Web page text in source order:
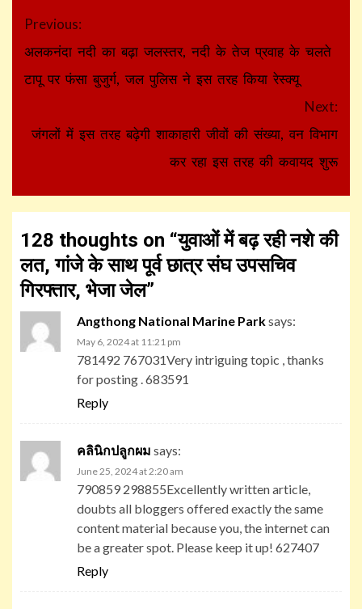
Continue
Reading
Previous:
अलकनंदा नदी का बढ़ा जलस्तर, नदी के तेज प्रवाह के चलते
टापू पर फंसा बुजुर्ग, जल पुलिस ने इस तरह किया रेस्क्यू
Next:
जंगलों में इस तरह बढ़ेगी शाकाहारी जीवों की संख्या, वन विभाग
कर रहा इस तरह की कवायद शुरू
128 thoughts on “युवाओं में बढ़ रही नशे की
लत, गांजे के साथ पूर्व छात्र संघ उपसचिव
गिरफ्तार, भेजा जेल”
Angthong National Marine Parksays:
May 6, 2024 at 11:21 pm
781492 767031Very intriguing topic , thanks
for posting . 683591
Reply
คลินิกปลูกผม says:
June 25, 2024 at 2:20 am
790859 298855Excellently written article,
doubts all bloggers offered exactly the same
content material because you, the internet can
be a greater spot. Please keep it up! 627407
Reply